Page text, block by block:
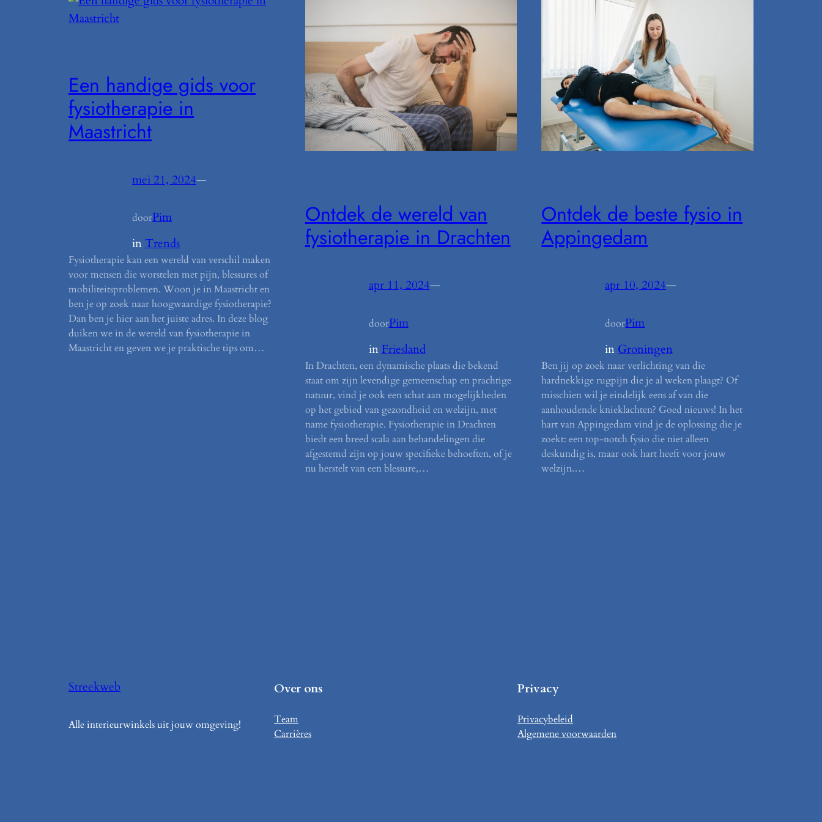
Een handige gids voor
fysiotherapie in
Maastricht
mei 21, 2024—
doorPim
inTrends
Fysiotherapie kan een wereld van verschil maken
voor mensen die worstelen met pijn, blessures of
mobiliteitsproblemen. Woon je in Maastricht en
ben je op zoek naar hoogwaardige fysiotherapie?
Dan ben je hier aan het juiste adres. In deze blog
duiken we in de wereld van fysiotherapie in
Maastricht en geven we je praktische tips om…
Ontdek de wereld van
fysiotherapie in Drachten
apr 11, 2024—
doorPim
in Friesland
In Drachten, een dynamische plaats die bekend
staat om zijn levendige gemeenschap en prachtige
natuur, vind je ook een schat aan mogelijkheden
op het gebied van gezondheid en welzijn, met
name fysiotherapie. Fysiotherapie in Drachten
biedt een breed scala aan behandelingen die
afgestemd zijn op jouw specifieke behoeften, of je
nu herstelt van een blessure,…
Ontdek de beste fysio in
Appingedam
apr 10, 2024—
doorPim
in Groningen
Ben jij op zoek naar verlichting van die
hardnekkige rugpijn die je al weken plaagt? Of
misschien wil je eindelijk eens af van die
aanhoudende knieklachten? Goed nieuws! In het
hart van Appingedam vind je de oplossing die je
zoekt: een top-notch fysio die niet alleen
deskundig is, maar ook hart heeft voor jouw
welzijn.…
Streekweb
Alle interieurwinkels uit jouw omgeving!
Over ons
Team
Carrières
Privacy
Privacybeleid
Algemene voorwaarden